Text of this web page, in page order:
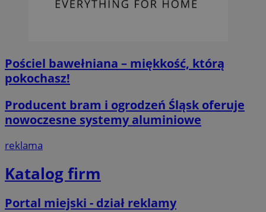
Pościel bawełniana – miękkość, którą
pokochasz!
Producent bram i ogrodzeń Śląsk oferuje
nowoczesne systemy aluminiowe
reklama
Katalog firm
Portal miejski - dział reklamy